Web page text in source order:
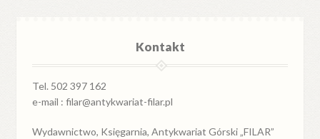
Kontakt
Tel. 502 397 162
e-mail : filar@antykwariat-filar.pl
Wydawnictwo, Księgarnia, Antykwariat Górski „FILAR”